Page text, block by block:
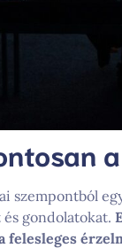
szempontból
gondolatokat.
felesleges